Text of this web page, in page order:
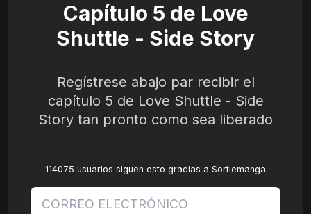
Capítulo 5 de Love
Shuttle - Side Story
Regístrese abajo par recibir el
capítulo 5 de Love Shuttle - Side
Story tan pronto como sea liberado
114075 usuarios siguen esto gracias a Sortiemanga